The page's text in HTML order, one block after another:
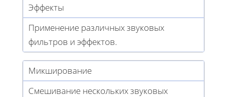
Эффекты
Применение различных звуковых
фильтров и эффектов.
Микширование
Смешивание нескольких звуковых